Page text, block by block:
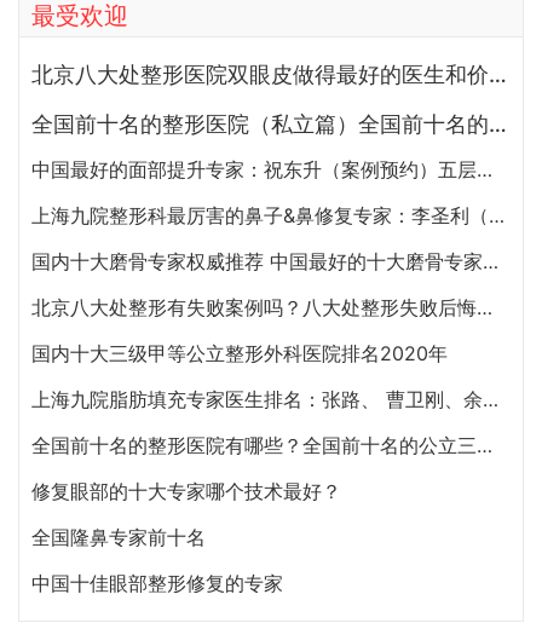
最受欢迎
北京八大处整形医院双眼皮做得最好的医生和价格大全
全国前十名的整形医院（私立篇）全国前十名的私立整形医院排名大全
中国最好的面部提升专家：祝东升（案例预约）五层面部提升怎么样？
上海九院整形科最厉害的鼻子&鼻修复专家：李圣利（简介、案例、预约）
国内十大磨骨专家权威推荐 中国最好的十大磨骨专家排名
北京八大处整形有失败案例吗？八大处整形失败后悔怎么办？怎么投诉？
国内十大三级甲等公立整形外科医院排名2020年
上海九院脂肪填充专家医生排名：张路、 曹卫刚、余力（简介、案例、预约）
全国前十名的整形医院有哪些？全国前十名的公立三甲整形医院排名大全
修复眼部的十大专家哪个技术最好？
全国隆鼻专家前十名
中国十佳眼部整形修复的专家